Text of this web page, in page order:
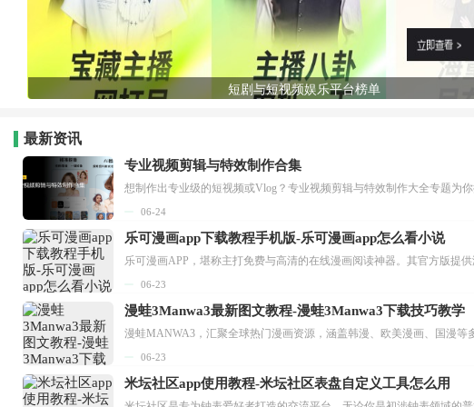
短剧与短视频娱乐平台榜单
最新资讯
专业视频剪辑与特效制作合集
想制作出专业级的短视频或Vlog？专业视频剪辑与特效制作大全专题为
06-24
乐可漫画app下载教程手机版-乐可漫画app怎么看小说
06-23
漫蛙3Manwa3最新图文教程-漫蛙3Manwa3下载技巧教学
漫蛙MANWA3，汇聚全球热门漫画资源，涵盖韩漫、欧美漫画、国漫
06-23
米坛社区app使用教程-米坛社区表盘自定义工具怎么用